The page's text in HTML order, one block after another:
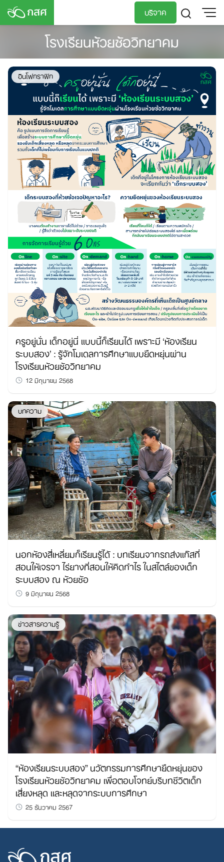
Skip
บริจาค
TH
โรงเรียนห้วยซ้อวิทยาคม
อินโฟกราฟิก
ครูอยู่นั่น เด็กอยู่นี่ แบบนี้ก็เรียนได้ เพราะมี ‘ห้องเรียน
ระบบสอง’ : รู้จักโมเดลการศึกษาแบบยืดหยุ่นผ่าน
โรงเรียนห้วยซ้อวิทยาคม
12 มิถุนายน 2568
บทความ
นอกห้องสี่เหลี่ยมก็เรียนรู้ได้ : บทเรียนจากรถส่งแก๊สที่
สอนให้เจรจา ไร่ยางที่สอนให้คิดกำไร ในสไตล์ของเด็ก
ระบบสอง ณ ห้วยซ้อ
9 มิถุนายน 2568
ข่าวสารความรู้
“ห้องเรียนระบบสอง” นวัตกรรมการศึกษายืดหยุ่นของ
โรงเรียนห้วยซ้อวิทยาคม เพื่อตอบโจทย์บริบทชีวิตเด็ก
เสี่ยงหลุด และหลุดจากระบบการศึกษา
25 ธันวาคม 2567